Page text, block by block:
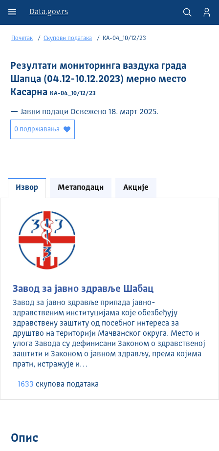
Data.gov.rs
Почетак Скупови података КА-04_10/12/23
Резултати мониторинга ваздуха града
Шапца (04.12-10.12.2023) мерно место
Касарна КА-04_10/12/23
— Јавни подаци Освежено 18. март 2025.
0 подржавања
Извор Метаподаци Акције
Завод за јавно здравље Шабац
Завод за јавно здравље припада јавно-
здравственим институцијама које обезбеђују
здравствену заштиту од посебног интереса за
друштво на територији Мачванског округа. Место и
улога Завода су дефинисани Законом о здравственој
заштити и Законом о јавном здрављу, према којима
прати, истражује и…
1633 скуповa података
Опис